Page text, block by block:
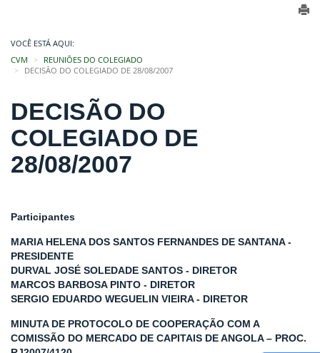
VOCÊ ESTÁ AQUI:
CVM
REUNIÕES DO COLEGIADO
DECISÃO DO COLEGIADO DE 28/08/2007
DECISÃO DO
COLEGIADO DE
28/08/2007
Participantes
MARIA HELENA DOS SANTOS FERNANDES DE SANTANA -
PRESIDENTE
DURVAL JOSÉ SOLEDADE SANTOS - DIRETOR
MARCOS BARBOSA PINTO - DIRETOR
SERGIO EDUARDO WEGUELIN VIEIRA - DIRETOR
MINUTA DE PROTOCOLO DE COOPERAÇÃO COM A
COMISSÃO DO MERCADO DE CAPITAIS DE ANGOLA – PROC.